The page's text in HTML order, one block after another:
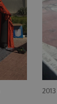
2013